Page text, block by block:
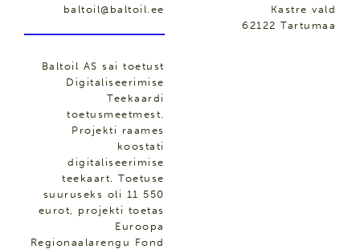
baltoil@baltoil.ee
Kastre vald
62122 Tartumaa
Baltoil AS sai toetust
Digitaliseerimise
Teekaardi
toetusmeetmest.
Projekti raames
koostati
digitaliseerimise
teekaart. Toetuse
suuruseks oli 11 550
eurot, projekti toetas
Euroopa
Regionaalarengu Fond